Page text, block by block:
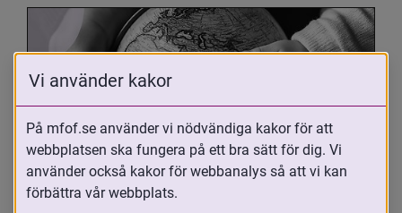
Oavsett om du är adopterad,
adoptivförälder eller arbetar med
Vi använder kakor
På mfof.se använder vi nödvändiga kakor för att
webbplatsen ska fungera på ett bra sätt för dig. Vi
använder också kakor för webbanalys så att vi kan
förbättra vår webbplats.